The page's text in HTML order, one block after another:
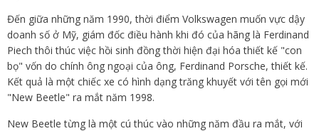
Đến giữa những năm 1990, thời điểm Volkswagen muốn vực dậy
doanh số ở Mỹ, giám đốc điều hành khi đó của hãng là Ferdinand
Piech thôi thúc việc hồi sinh đồng thời hiện đại hóa thiết kế "con
bọ" vốn do chính ông ngoại của ông, Ferdinand Porsche, thiết kế.
Kết quả là một chiếc xe có hình dạng trăng khuyết với tên gọi mới
"New Beetle" ra mắt năm 1998.
New Beetle từng là một cú thúc vào những năm đầu ra mắt, với